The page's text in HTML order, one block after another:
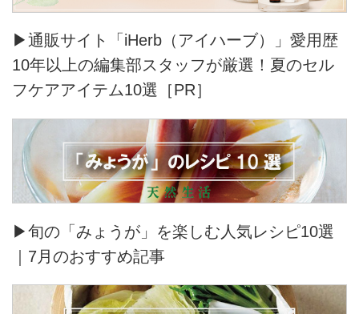
▶通販サイト「iHerb（アイハーブ）」愛用歴
10年以上の編集部スタッフが厳選！夏のセル
フケアアイテム10選［PR］
▶旬の「みょうが」を楽しむ人気レシピ10選
｜7月のおすすめ記事